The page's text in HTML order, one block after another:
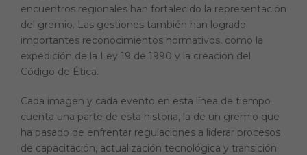
encuentros regionales han fortalecido la representación
del gremio. Las gestiones también han logrado
importantes reconocimientos normativos, como la
expedición de la Ley 19 de 1990 y la creación del
Código de Ética.
Cada imagen y cada evento en esta línea de tiempo
cuenta una parte de esta historia, la de un gremio que
ha pasado de enfrentar regulaciones a liderar procesos
de capacitación, actualización tecnológica y transición